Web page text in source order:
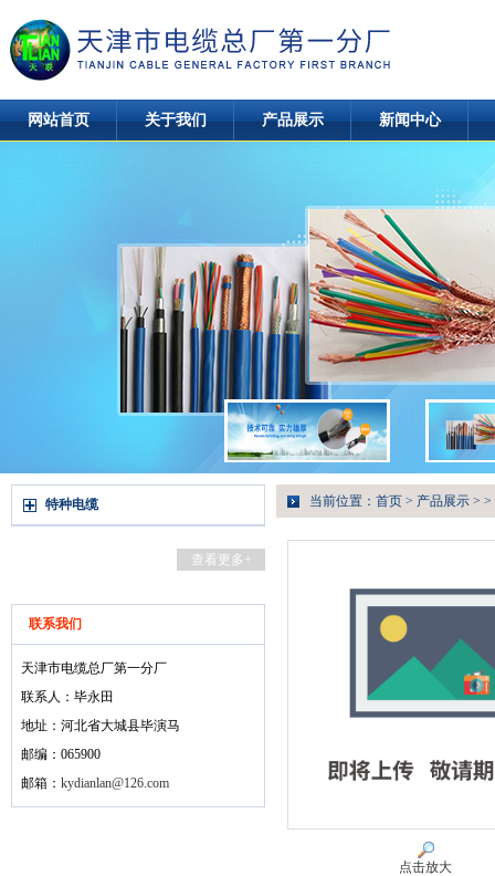
网站首页 关于我们 产品展示 新闻中心
特种电缆
查看更多+
联系我们
天津市电缆总厂第一分厂
联系人：毕永田
地址：河北省大城县毕演马
邮编：065900
邮箱： kydianlan@126.com
当前位置： 首页 > 产品展示 > >
点击放大